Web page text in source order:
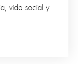
vida social y